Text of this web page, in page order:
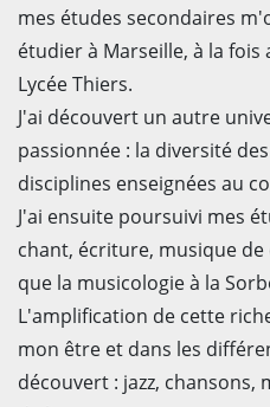
mes études secondaires
étudier à Marseille, à la
Lycée Thiers.
J'ai découvert un autre
passionnée : la diversité
disciplines enseignées au
J'ai ensuite poursuivi mes
chant, écriture, musique
que la musicologie à la
L'amplification de cette
mon être et dans les
découvert : jazz,